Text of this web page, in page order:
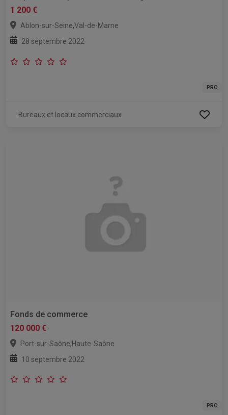
1 200 €
Ablon-sur-Seine,Val-de-Marne
28 septembre 2022
PRO
Bureaux et locaux commerciaux
Fonds de commerce
120 000 €
Port-sur-Saône,Haute-Saône
10 septembre 2022
PRO